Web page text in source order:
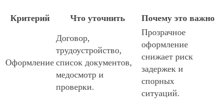
Критерий Что уточнить Почему это важно
Оформление
Договор,
трудоустройство,
список документов,
медосмотр и
проверки.
Прозрачное
оформление
снижает риск
задержек и
спорных
ситуаций.